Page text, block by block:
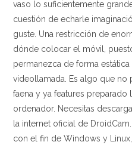
vaso lo suficientemente
cuestión de echarle
guste. Una restricción de
dónde colocar el móvil,
permanezca de forma
videollamada. Es algo que no
faena y ya features
ordenador. Necesitas
la internet oficial de
con el fin de Windows y